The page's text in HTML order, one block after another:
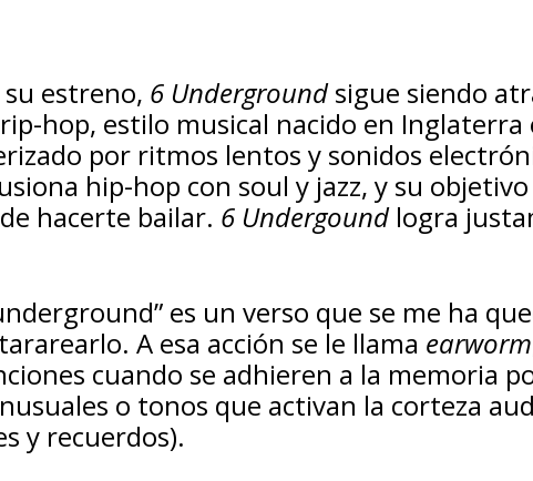
estreno, 6 Undergroundsigue siendo
hop, estilo musical nacido en Inglaterra
por ritmos lentos y sonidos
hip-hop con soul y jazz, y su objetivo
hacerte bailar. 6 Undergoundlogra
es un verso que se me ha
A esa acción se le llama earworm
cuando se adhieren a la memoria
o tonos que activan la corteza
y recuerdos).